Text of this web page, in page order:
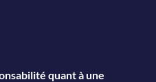
quant à une